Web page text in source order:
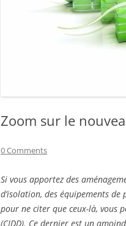
Zoom sur le
0 Comments
Si vous apportez des
d’isolation, des équipements
pour ne citer que ceux-là, vous
(CIDD). Ce dernier est un